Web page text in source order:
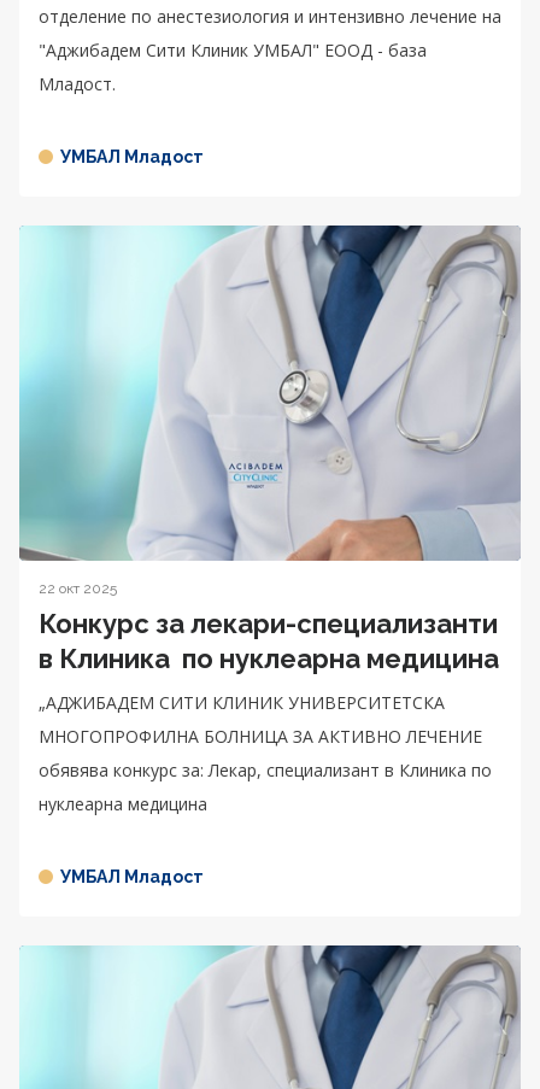
отделение по анестезиология и интензивно лечение на
"Аджибадем Сити Клиник УМБАЛ" ЕООД - база
Младост.
УМБАЛ Младост
22 окт 2025
Конкурс за лекари-специализанти
в Клиника по нуклеарна медицина
„АДЖИБАДЕМ СИТИ КЛИНИК УНИВЕРСИТЕТСКА
МНОГОПРОФИЛНА БОЛНИЦА ЗА АКТИВНО ЛЕЧЕНИЕ
обявява конкурс за: Лекар, специализант в Клиника по
нуклеарна медицина
УМБАЛ Младост